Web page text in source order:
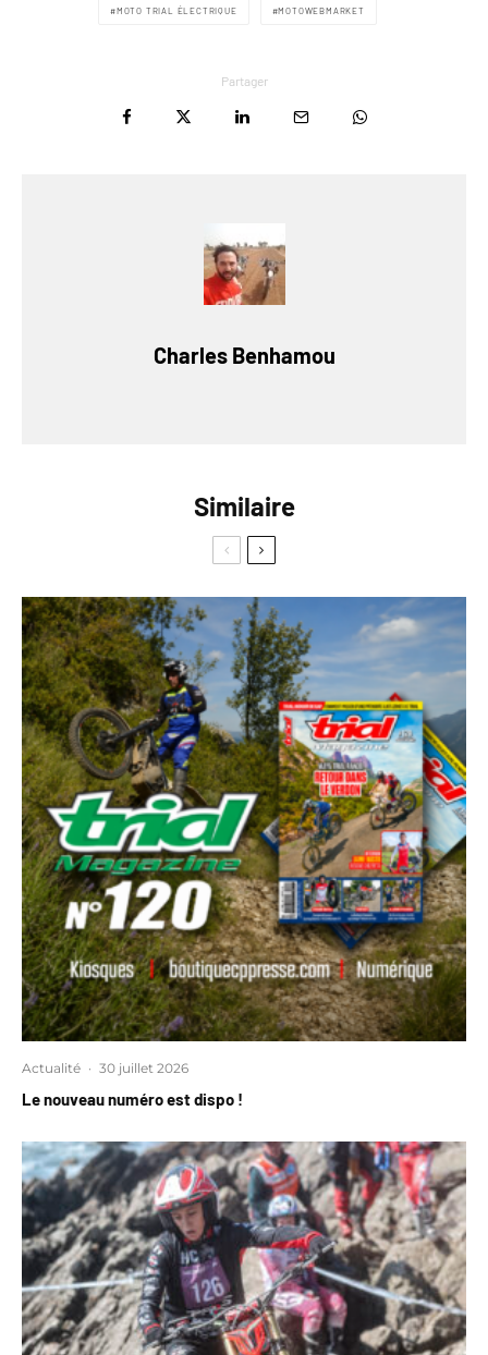
MOTO TRIAL ÉLECTRIQUE MOTOWEBMARKET
Partager
Charles Benhamou
Similaire
Actualité · 30 juillet 2026
Le nouveau numéro est dispo !